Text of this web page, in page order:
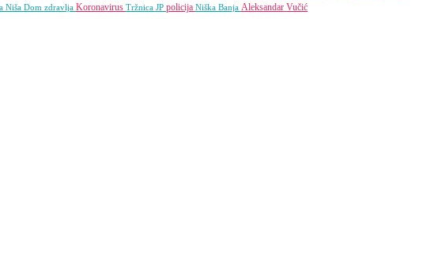
Niša Dom zdravlja Koronavirus Tržnica JP policija Niška Banja Aleksandar Vučić